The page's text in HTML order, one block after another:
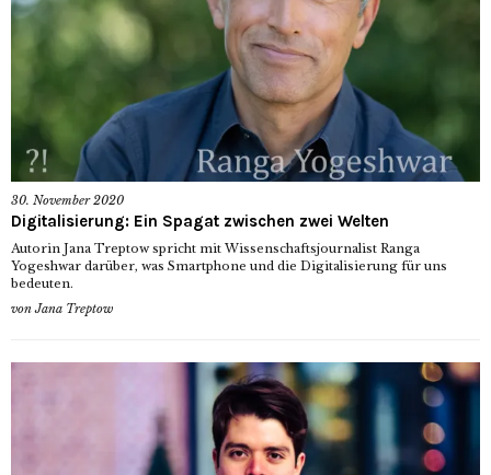
30. November 2020
Digitalisierung: Ein Spagat zwischen zwei Welten
Autorin Jana Treptow spricht mit Wissenschaftsjournalist Ranga
Yogeshwar darüber, was Smartphone und die Digitalisierung für uns
bedeuten.
vonJana Treptow